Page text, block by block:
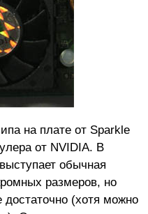
на плате от Sparkle
от NVIDIA. В
обычная
размеров, но
(хотя можно